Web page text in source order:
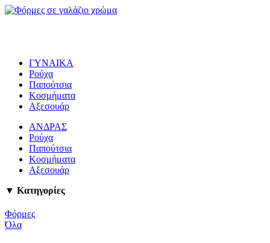
ΓΥΝΑΙΚΑ
Ρούχα
Παπούτσια
Κοσμήματα
Αξεσουάρ
ΑΝΔΡΑΣ
Ρούχα
Παπούτσια
Κοσμήματα
Αξεσουάρ
▼ Κατηγορίες
Φόρμες
Όλα